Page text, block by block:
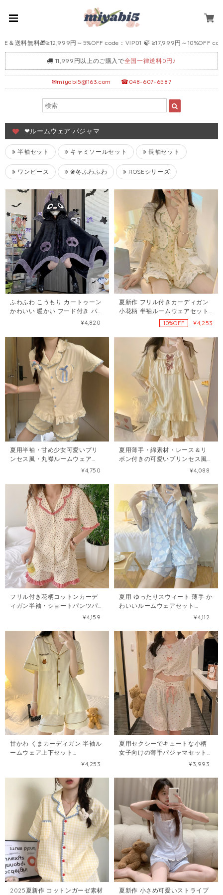
🎁≥12,999円～5%OFF code：VIP01 🍃 ≥17,999円～10%OFF code：VIP02
11,999円以上のご購入で全国一律送料0円♪
✉miyabi5@163.com ☎048-607-6587
❤ルームウェア·パジャマ
半袖セット キャミソールセット 長袖セット
ワンピース ❀冬ふわふわ ROSEシリーズ
ふわふわ こうもり カートゥーン
かわいい 暖かい フード付き パジ
ャマ ワンピース77557792¥4,820
夏新作 フリル付きカーディガン
小花柄 半袖ルームウェアセット
10%OFF ¥4,253
夏用半袖・甘め少女可愛いプリ
ンセス風・丸襟ルームウェア
¥4,750
夏用薄手・綿素材・レース＆リ
ボン付きの可愛いプリンセス風
パジャマセット108446599¥4,088
フリル付き花柄コットンカーデ
ィガン半袖・ショートパンツパ
¥4,159
夏用 ゆったりスウィート 薄手 か
わいいルームウェアセット
¥4,112
甘かわ くまカーディガン 半袖ル
ームウェア上下セット
¥4,253
夏用セクシーでキュートな小柄
女子向けの薄手パジャマセット
¥3,993
2025夏新作 コットンガーゼ素材
夏新作 小さめ可愛いストライプ